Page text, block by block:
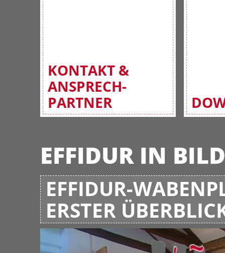
KONTAKT &
ANSPRECH-
PARTNER
EFFIDUR IN
EFFIDUR-
ERSTER